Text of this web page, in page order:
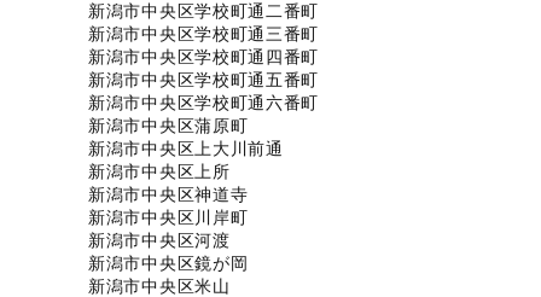
新潟市中央区学校町通二番町
新潟市中央区学校町通三番町
新潟市中央区学校町通四番町
新潟市中央区学校町通五番町
新潟市中央区学校町通六番町
新潟市中央区蒲原町
新潟市中央区上大川前通
新潟市中央区上所
新潟市中央区神道寺
新潟市中央区川岸町
新潟市中央区河渡
新潟市中央区鏡が岡
新潟市中央区米山